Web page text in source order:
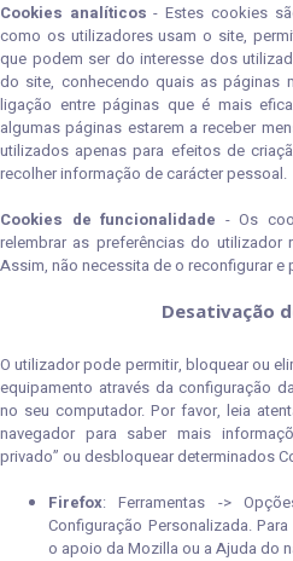
Cookies analíticos - Estes cookies
como os utilizadores usam o site,
que podem ser do interesse dos
do site, conhecendo quais as páginas
ligação entre páginas que é mais
algumas páginas estarem a receber
utilizados apenas para efeitos de
recolher informação de carácter pessoal.
Cookies de funcionalidade - Os
relembrar as preferências do utilizador
Assim, não necessita de o reconfigurar
Desativação
O utilizador pode permitir, bloquear ou
equipamento através da configuração
no seu computador. Por favor, leia
navegador para saber mais
privado” ou desbloquear determinados
Firefox: Ferramentas ->
Configuração Personalizada.
o apoio da Mozilla ou a Ajuda do